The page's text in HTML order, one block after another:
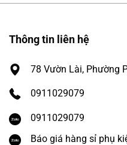
Thông tin liên hệ
78 Vườn Lài, Phường
0911029079
0911029079
Báo giá hàng sỉ phụ